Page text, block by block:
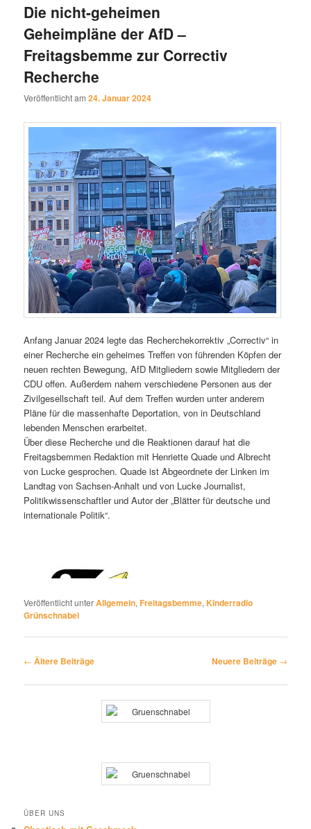
Die nicht-geheimen
Geheimpläne der AfD –
Freitagsbemme zur Correctiv
Recherche
Veröffentlicht am24. Januar 2024
Anfang Januar 2024 legte das Recherchekorrektiv „Correctiv“ in
einer Recherche ein geheimes Treffen von führenden Köpfen der
neuen rechten Bewegung, AfD Mitgliedern sowie Mitgliedern der
CDU offen. Außerdem nahem verschiedene Personen aus der
Zivilgesellschaft teil. Auf dem Treffen wurden unter anderem
Pläne für die massenhafte Deportation, von in Deutschland
lebenden Menschen erarbeitet.
Über diese Recherche und die Reaktionen darauf hat die
Freitagsbemmen Redaktion mit Henriette Quade und Albrecht
von Lucke gesprochen. Quade ist Abgeordnete der Linken im
Landtag von Sachsen-Anhalt und von Lucke Journalist,
Politikwissenschaftler und Autor der „Blätter für deutsche und
internationale Politik“.
Veröffentlicht unterAllgemein,Freitagsbemme,Kinderradio
Grünschnabel
Beitragsnavigation
← Ältere Beiträge Neuere Beiträge →
ÜBER UNS